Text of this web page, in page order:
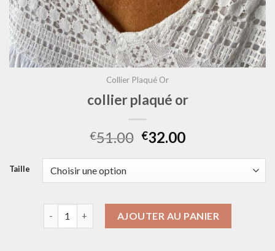
Collier Plaqué Or
collier plaqué or
€51.00 €32.00
Taille
AJOUTER AU PANIER